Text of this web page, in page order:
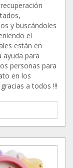
y buscándoles
el
están en
ayuda para
personas para
en los
a todos !!!